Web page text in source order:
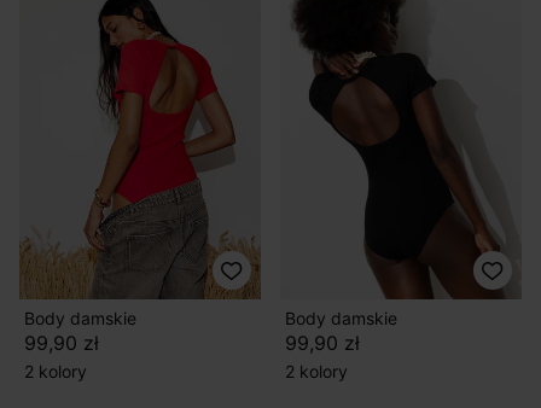
Body damskie
99,90 zł
2 kolory
Body damskie
99,90 zł
2 kolory